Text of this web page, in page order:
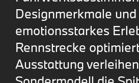
Designmerkmale
emotionsstarkes
Rennstrecke
Ausstattung